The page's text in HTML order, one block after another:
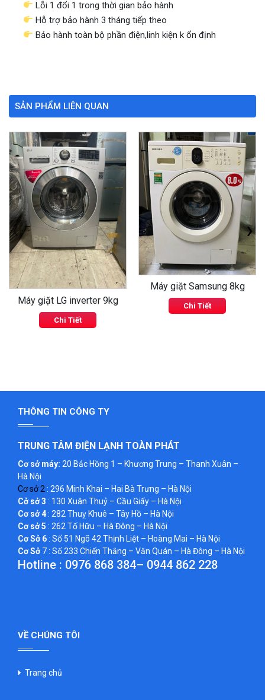
Lỗi 1 đổi 1 trong thời gian bảo hành
Hỗ trợ bảo hành 3 tháng tiếp theo
Bảo hành toàn bộ phần điện,linh kiện k ổn định
SẢN PHẨM LIÊN QUAN
Máy giặt LG inverter 9kg
Chi Tiết
Máy giặt Samsung 8kg
Chi Tiết
‹ ›
THÔNG TIN CÔNG TY
TRUNG TÂM ĐIỆN LẠNH TOÀN PHÁT
Cơ sở máy: 20 Bắc Hồng 1 – Khương Trung – Thanh Xuân –
Hà Nội
Cơ sở 2 : 296 Minh Khai – Hai Bà Trưng – Hà Nội
Cở sở 3 : 130 Xuân Thuỷ – Cầu Giấy – Hà Nội
Cơ sở 4: 282 Thuỵ Khuê – Tây Hồ – Hà Nội
Cơ sở 5 : 262 Tố Hữu – Hà Đông – Hà Nội
Cơ Sở 6: Số 51 Ngõ 42 Thịnh Liệt – Hoàng Mai – Hà Nội
Cơ Sở7 : Số 233 Chiến Thắng – Văn Quán – Hà Đông – Hà Nội
Hotline : 0976 868 384– 0944 862 228
VỀ CHÚNG TÔI
Trang chủ